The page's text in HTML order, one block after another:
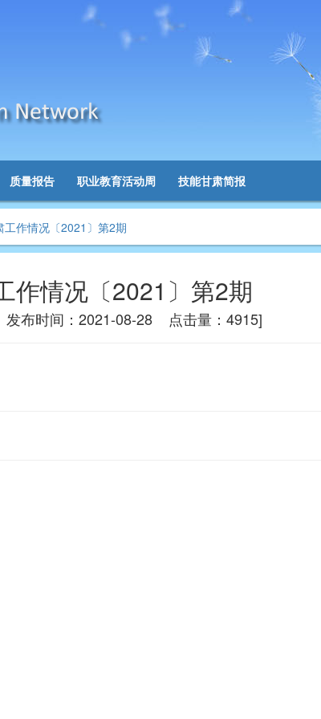
质量报告 职业教育活动周 技能甘肃简报
工作情况〔2021〕第2期
作情况〔2021〕第2期
布时间：2021-08-28 点击量：4915]